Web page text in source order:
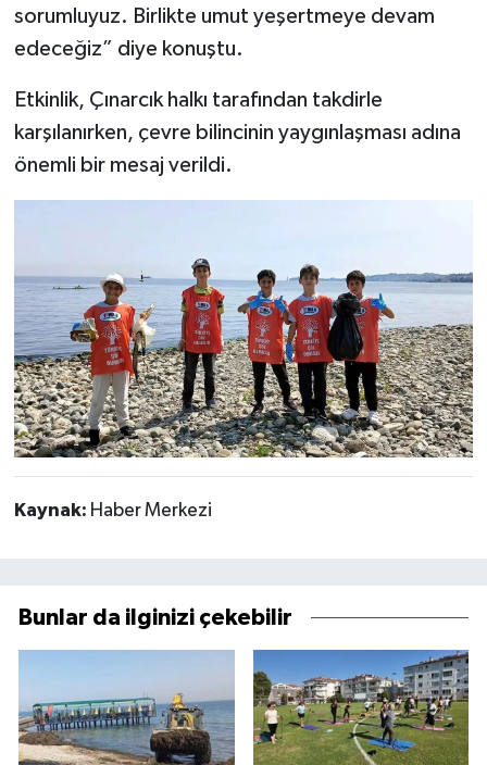
sorumluyuz. Birlikte umut yeşertmeye devam
edeceğiz” diye konuştu.
Etkinlik, Çınarcık halkı tarafından takdirle
karşılanırken, çevre bilincinin yaygınlaşması adına
önemli bir mesaj verildi.
Kaynak: Haber Merkezi
Bunlar da ilginizi çekebilir